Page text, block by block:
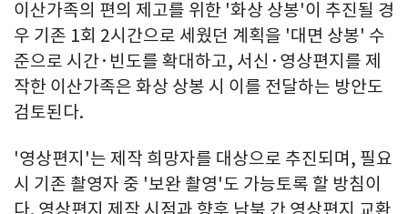
이산가족의 편의 제고를 위한 '화상 상봉'이 추진될 경
우 기존 1회 2시간으로 세웠던 계획을 '대면 상봉' 수
준으로 시간·빈도를 확대하고, 서신·영상편지를 제
작한 이산가족은 화상 상봉 시 이를 전달하는 방안도
검토된다.
'영상편지'는 제작 희망자를 대상으로 추진되며, 필요
시 기존 촬영자 중 '보완 촬영'도 가능토록 할 방침이
다. 영상편지 제작 시점과 향후 남북 간 영상편지 교환